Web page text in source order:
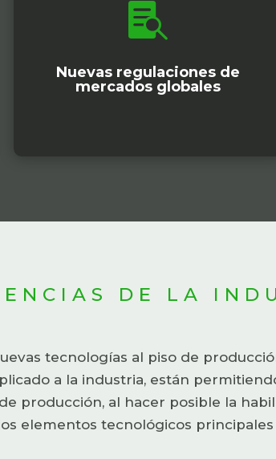

Nuevas regulaciones de
mercados globales
DE LA
tecnologías al piso de
a la industria, están
producción, al hacer posible la
elementos tecnológicos